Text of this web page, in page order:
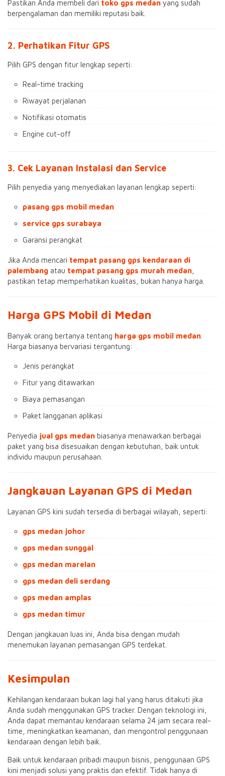
Pastikan Anda membeli dari toko gps medan yang sudah
berpengalaman dan memiliki reputasi baik.
2. Perhatikan Fitur GPS
Pilih GPS dengan fitur lengkap seperti:
Real-time tracking
Riwayat perjalanan
Notifikasi otomatis
Engine cut-off
3. Cek Layanan Instalasi dan Service
Pilih penyedia yang menyediakan layanan lengkap seperti:
pasang gps mobil medan
service gps surabaya
Garansi perangkat
Jika Anda mencari tempat pasang gps kendaraan di
palembang atau tempat pasang gps murah medan
pastikan tetap memperhatikan kualitas, bukan hanya harga.
Harga GPS Mobil di Medan
Banyak orang bertanya tentang harga gps mobil medan
Harga biasanya bervariasi tergantung:
Jenis perangkat
Fitur yang ditawarkan
Biaya pemasangan
Paket langganan aplikasi
Penyedia jual gps medan biasanya menawarkan berbagai
paket yang bisa disesuaikan dengan kebutuhan, baik untuk
individu maupun perusahaan.
Jangkauan Layanan GPS di Medan
Layanan GPS kini sudah tersedia di berbagai wilayah, seperti:
gps medan johor
gps medan sunggal
gps medan marelan
gps medan deli serdang
gps medan amplas
gps medan timur
Dengan jangkauan luas ini, Anda bisa dengan mudah
menemukan layanan pemasangan GPS terdekat.
Kesimpulan
Kehilangan kendaraan bukan lagi hal yang harus ditakuti jika
Anda sudah menggunakan GPS tracker. Dengan teknologi ini,
Anda dapat memantau kendaraan selama 24 jam secara real-
time, meningkatkan keamanan, dan mengontrol penggunaan
kendaraan dengan lebih baik.
Baik untuk kendaraan pribadi maupun bisnis, penggunaan GPS
kini menjadi solusi yang praktis dan efektif. Tidak hanya di